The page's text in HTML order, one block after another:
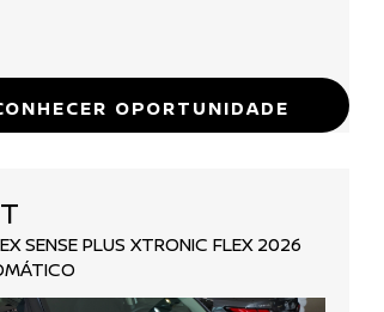
OPORTUNIDADE
SENSE PLUS XTRONIC FLEX 2026